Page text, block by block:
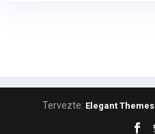
Tervezte: Elegant Themes